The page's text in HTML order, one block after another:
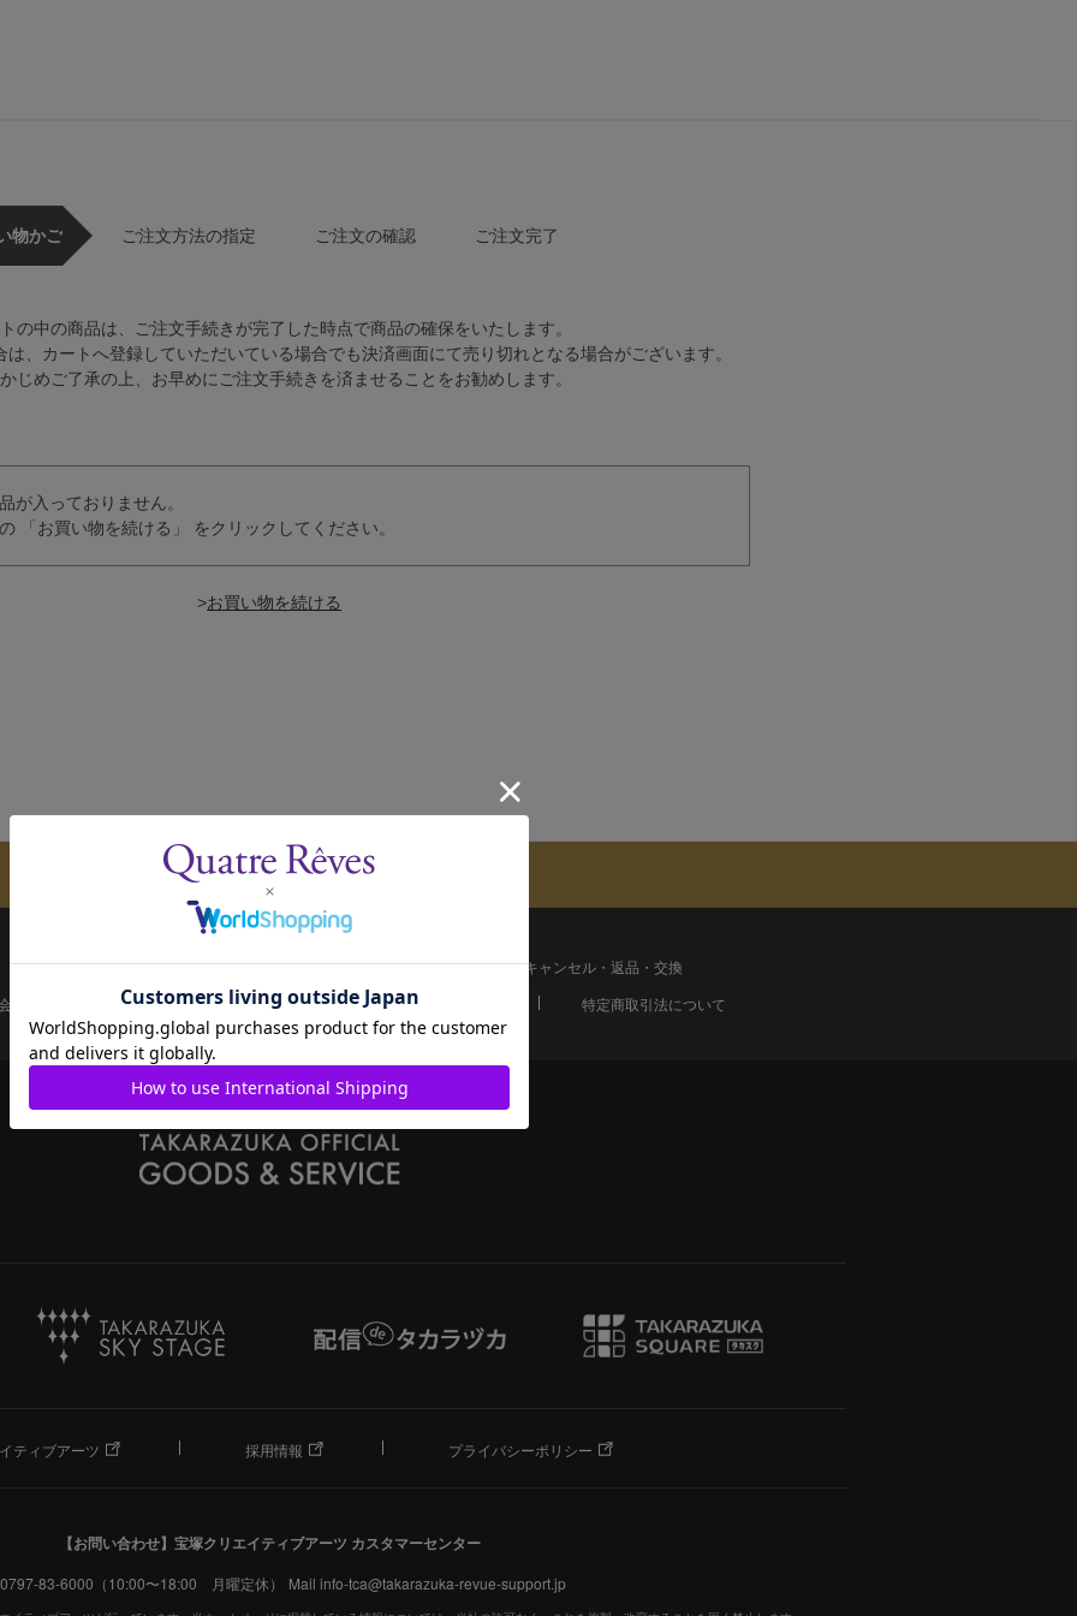
物かご ご注文方法の指定 ご注文の確認 ご注文完了
の中の商品は、ご注文手続きが完了した時点で商品の確保をいたします。
、カートへ登録していただいている場合でも決済画面にて売り切れとなる場合がございます。
じめご了承の上、お早めにご注文手続きを済ませることをお勧めします。
が入っておりません。
「お買い物を続ける」 をクリックしてください。
>
メールマガジンのご案内
配送について お支払い方法 決済について
キャンセル・返品・交換
員ページ 宝塚歌劇共通ID新規会員登録 特定商取引法について
ティブアーツ 採用情報 プライバシーポリシー
【お問い合わせ】 宝塚クリエイティブアーツ カスタマーセンター
83-6000（10:00〜18:00 月曜定休） Mail info-tca@takarazuka-revue-support.jp